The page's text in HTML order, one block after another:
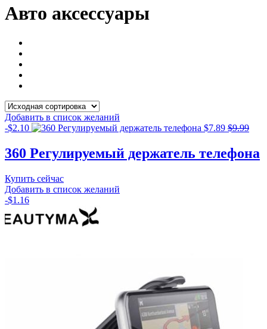
Авто аксессуары
Добавить в список желаний
-$2.10 $7.89 $9.99
360 Регулируемый держатель телефона
Купить сейчас
Добавить в список желаний
-$1.16